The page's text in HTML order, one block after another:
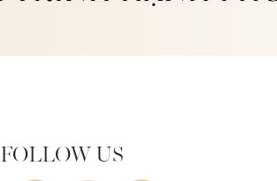
FOLLOW US